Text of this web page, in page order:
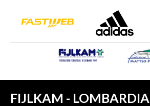
FIJLKAM - LOMBARDIA